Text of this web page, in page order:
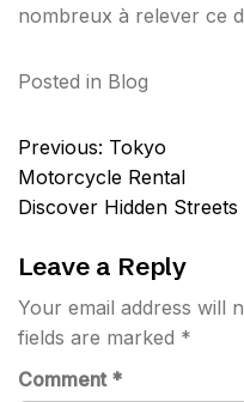
nombreux à relever ce
Posted in Blog
Post
navigation
Previous: Tokyo
Motorcycle Rental
Discover Hidden Streets
Leave a Reply
Your email address will
fields are marked *
Comment *